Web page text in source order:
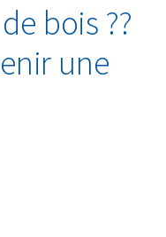
bois ??
une